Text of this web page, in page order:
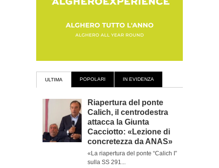
ULTIMA POPOLARI IN EVIDENZA
Riapertura del ponte
Calich, il centrodestra
attacca la Giunta
Cacciotto: «Lezione di
concretezza da ANAS»
«La riapertura del ponte “Calich I”
sulla SS 291...